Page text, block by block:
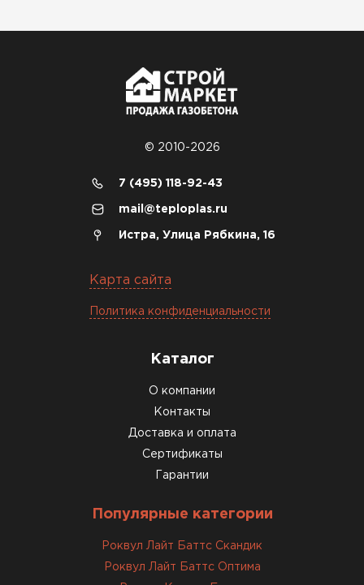
© 2010-2026
7 (495) 118-92-43
mail@teploplas.ru
Истра, Улица Рябкина, 16
Карта сайта
Политика конфиденциальности
Каталог
О компании
Контакты
Доставка и оплата
Сертификаты
Гарантии
Популярные категории
Роквул Лайт Баттс Скандик
Роквул Лайт Баттс Оптима
Сэндвич-панели
Утеплитель Baswool
Утеплитель Izolife
ПЕРЕЙТИ